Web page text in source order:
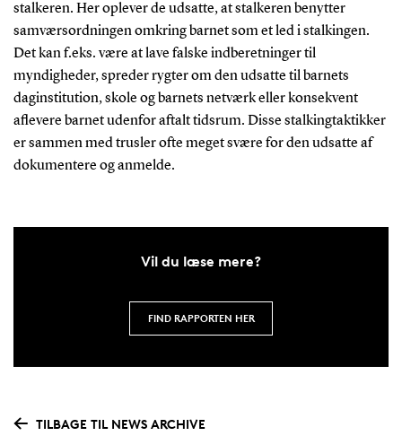
stalkeren. Her oplever de udsatte, at stalkeren benytter
samværsordningen omkring barnet som et led i stalkingen.
Det kan f.eks. være at lave falske indberetninger til
myndigheder, spreder rygter om den udsatte til barnets
daginstitution, skole og barnets netværk eller konsekvent
aflevere barnet udenfor aftalt tidsrum. Disse stalkingtaktikker
er sammen med trusler ofte meget svære for den udsatte af
dokumentere og anmelde.
Vil du læse mere?
FIND RAPPORTEN HER
TILBAGE TIL NEWS ARCHIVE